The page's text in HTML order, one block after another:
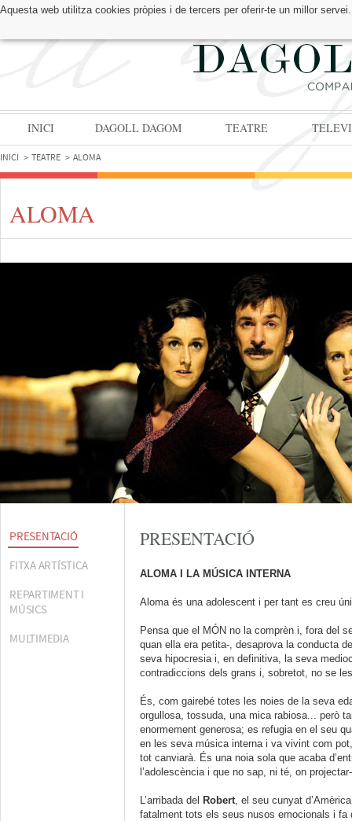
Aquesta web utilitza cookies pròpies i de tercers per oferir-te un millor
TROBA'NS A:
INICI DAGOLL DAGOM TEATRE
INICI TEATRE ALOMA
ALOMA
PRESENTACIÓ
FITXA ARTÍSTICA
REPARTIMENT I
MÚSICS
MULTIMEDIA
PRESENTACIÓ
ALOMA I LA MÚSICA INTERNA
Aloma és una adolescent i per tant es creu
Pensa que el MÓN no la comprèn i, fora del
quan ella era petita-, desaprova la conducta
seva hipocresia i, en definitiva, la seva
contradiccions dels grans i, sobretot, no se
És, com gairebé totes les noies de la seva
orgullosa, tossuda, una mica rabiosa... però
enormement generosa; es refugia en el seu
en les seva música interna i va vivint com
tot canviarà. És una noia sola que acaba
l’adolescència i que no sap, ni té, on
L’arribada del Robert, el seu cunyat
fatalment tots els seus nusos emocionals i fa